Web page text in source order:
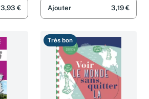
3,93 € Ajouter 3,19 €
Très bon